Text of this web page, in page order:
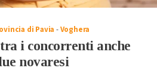
di Pavia -Voghera
i concorrenti anche
novaresi